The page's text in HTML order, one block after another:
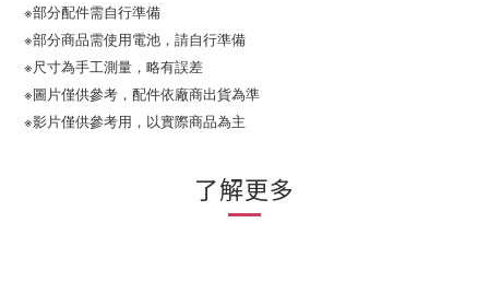
※部分配件需自行準備
※部分商品需使用電池，請自行準備
※尺寸為手工測量，略有誤差
※圖片僅供參考，配件依廠商出貨為準
※影片僅供參考用，以實際商品為主
了解更多